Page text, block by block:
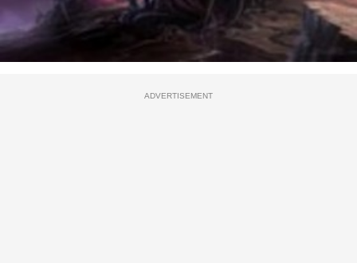
ADVERTISEMENT